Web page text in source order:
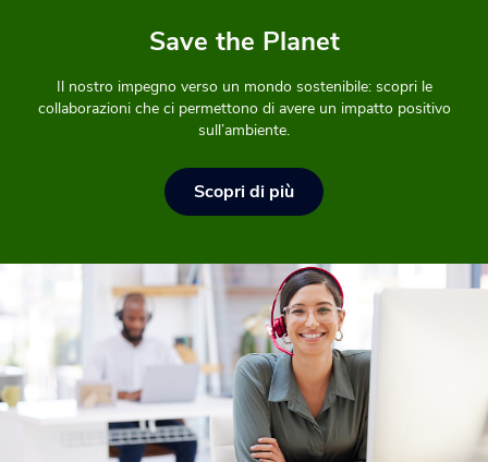
Save the Planet
Il nostro impegno verso un mondo sostenibile: scopri le
collaborazioni che ci permettono di avere un impatto positivo
sull’ambiente.
Scopri di più